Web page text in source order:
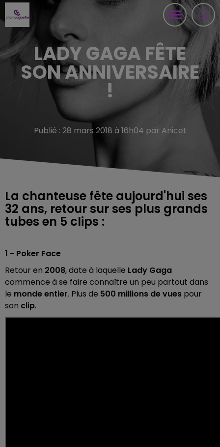
LADY GAGA FÊTE
SON ANNIVERSAIRE
!
Publié : 28 mars 2018 à 16h04 par Anicet
La chanteuse fête aujourd'hui ses
32 ans, retour sur ses plus grands
tubes en 5 clips :
1 - Poker Face
Retour en 2008, date à laquelle Lady Gaga
commence à se faire connaître un peu partout dans
le monde entier. Plus de 500 millions de vues pour
son clip.